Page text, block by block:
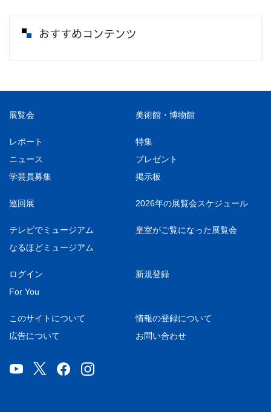
おすすめコンテンツ
展覧会 美術館・博物館
レポート
特集
ニュース
プレゼント
学芸員募集
掲示板
巡回展 2026年の展覧会スケジュール
テレビでミュージアム
皇室がご覧になった展覧会
なるほどミュージアム
ログイン
新規登録
For You
このサイトについて
情報の登録について
広告について
お問い合わせ